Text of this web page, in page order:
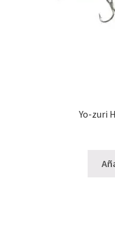
Yo-zuri